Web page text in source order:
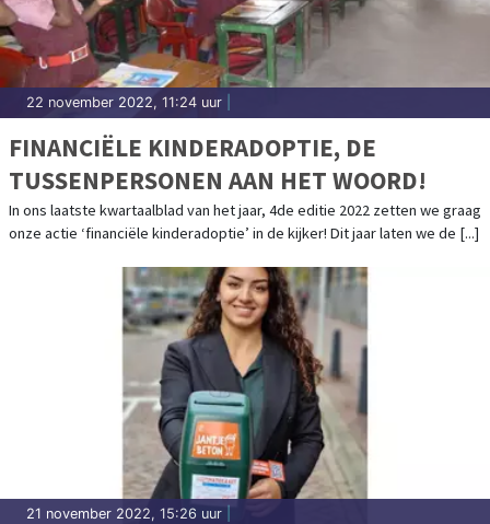
22 november 2022, 11:24 uur
FINANCIËLE KINDERADOPTIE, DE
TUSSENPERSONEN AAN HET WOORD!
In ons laatste kwartaalblad van het jaar, 4de editie 2022 zetten we graag
onze actie ‘financiële kinderadoptie’ in de kijker! Dit jaar laten we de [...]
21 november 2022, 15:26 uur